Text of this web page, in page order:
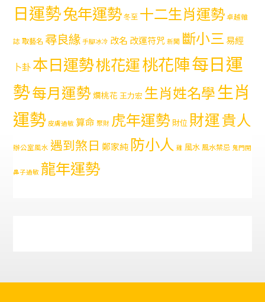
日運勢兔年運勢冬至 十二生肖運勢 卓越雜
誌 取藝名 尋良緣 手腳冰冷 改名 改運符咒 新聞 斷小三易經
卜卦本日運勢桃花運桃花陣每日運
勢每月運勢 爛桃花 王力宏 生肖姓名學生肖
運勢 皮膚過敏 算命 聚財 虎年運勢 財位 財運貴人
辦公室風水 遇到煞日 鄭家純 防小人 雞 風水 風水禁忌 鬼門開
鼻子過敏 龍年運勢